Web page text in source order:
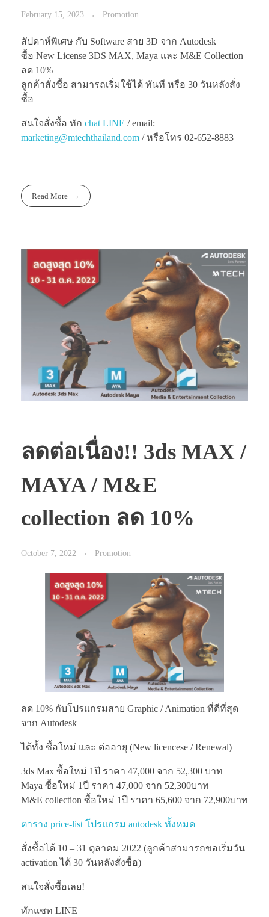
February 15, 2023 Promotion
สัปดาห์พิเศษ กับ Software สาย 3D จาก Autodesk
ซื้อ New License 3DS MAX, Maya และ M&E Collection
ลด 10%
ลูกค้าสั่งซื้อ สามารถเริ่มใช้ได้ ทันที หรือ 30 วันหลังสั่ง
ซื้อ
สนใจสั่งซื้อ ทัก chat LINE / email:
marketing@mtechthailand.com / หรือโทร 02-652-8883
Read More
ลดต่อเนื่อง!! 3ds MAX /
MAYA / M&E
collection ลด 10%
October 7, 2022 Promotion
ลด 10% กับโปรแกรมสาย Graphic / Animation ที่ดีที่สุด
จาก Autodesk
ได้ทั้ง ซื้อใหม่ และ ต่ออายุ (New licencese / Renewal)
3ds Max ซื้อใหม่ 1ปี ราคา 47,000 จาก 52,300 บาท
Maya ซื้อใหม่ 1ปี ราคา 47,000 จาก 52,300บาท
M&E collection ซื้อใหม่ 1ปี ราคา 65,600 จาก 72,900บาท
ตาราง price-list โปรแกรม autodesk ทั้งหมด
สั่งซื้อได้ 10 – 31 ตุลาคม 2022 (ลูกค้าสามารถขอเริ่มวัน
activation ได้ 30 วันหลังสั่งซื้อ)
สนใจสั่งซื้อเลย!
ทักแชท LINE